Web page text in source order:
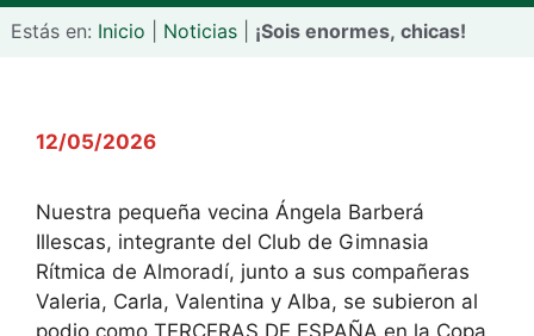
Estás en: Inicio Noticias| ¡Sois enormes, chicas!
12/05/2026
Nuestra pequeña vecina Ángela Barberá
Illescas, integrante del Club de Gimnasia
Rítmica de Almoradí, junto a sus compañeras
Valeria, Carla, Valentina y Alba, se subieron al
podio como TERCERAS DE ESPAÑA en la Copa